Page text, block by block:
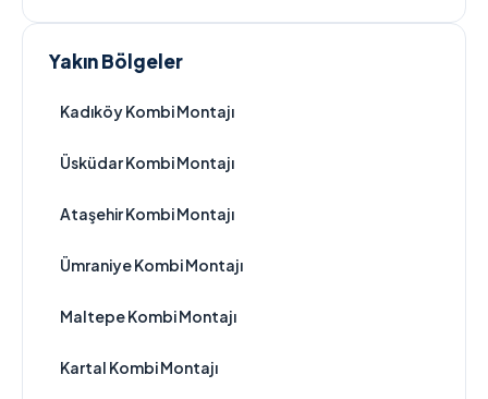
Yakın Bölgeler
Kadıköy Kombi Montajı
Üsküdar Kombi Montajı
Ataşehir Kombi Montajı
Ümraniye Kombi Montajı
Maltepe Kombi Montajı
Kartal Kombi Montajı